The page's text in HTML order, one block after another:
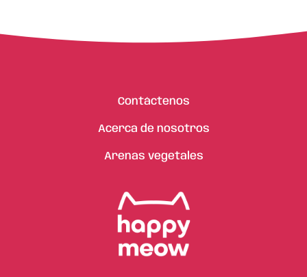
Contáctenos
Acerca de nosotros
Arenas vegetales